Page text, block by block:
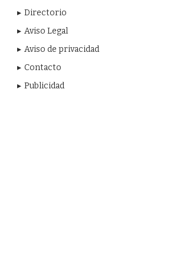
Directorio
Aviso Legal
Aviso de privacidad
Contacto
Publicidad